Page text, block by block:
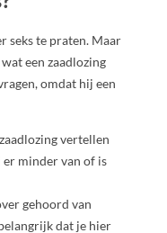
seks te praten. Maar
een zaadlozing
omdat hij een
vertellen
minder van of is
gehoord van
dat je hier